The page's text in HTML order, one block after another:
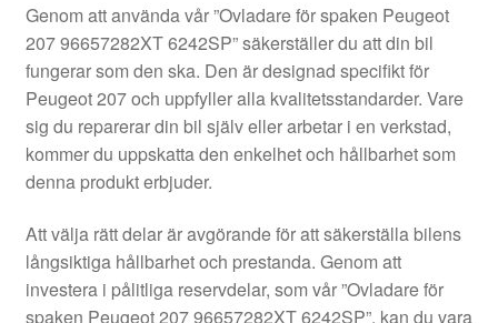
Reklamationsprocedur
Transport
Vagn
Villkor
Genom att använda vår ”Ovladare för spaken Peugeot
207 96657282XT 6242SP” säkerställer du att din bil
fungerar som den ska. Den är designad specifikt för
Peugeot 207 och uppfyller alla kvalitetsstandarder. Vare
sig du reparerar din bil själv eller arbetar i en verkstad,
kommer du uppskatta den enkelhet och hållbarhet som
denna produkt erbjuder.
Att välja rätt delar är avgörande för att säkerställa bilens
långsiktiga hållbarhet och prestanda. Genom att
investera i pålitliga reservdelar, som vår ”Ovladare för
spaken Peugeot 207 96657282XT 6242SP”, kan du vara